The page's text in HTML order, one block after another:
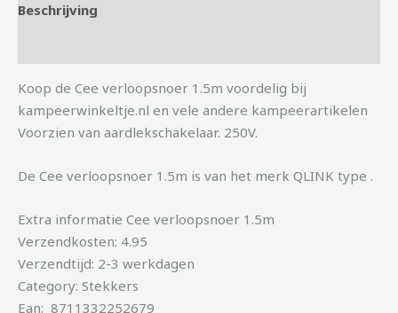
Beschrijving
Koop de Cee verloopsnoer 1.5m voordelig bij
kampeerwinkeltje.nl en vele andere kampeerartikelen
Voorzien van aardlekschakelaar. 250V.
De Cee verloopsnoer 1.5m is van het merk QLINK type .
Extra informatie Cee verloopsnoer 1.5m
Verzendkosten: 4.95
Verzendtijd: 2-3 werkdagen
Category: Stekkers
Ean: 8711332252679